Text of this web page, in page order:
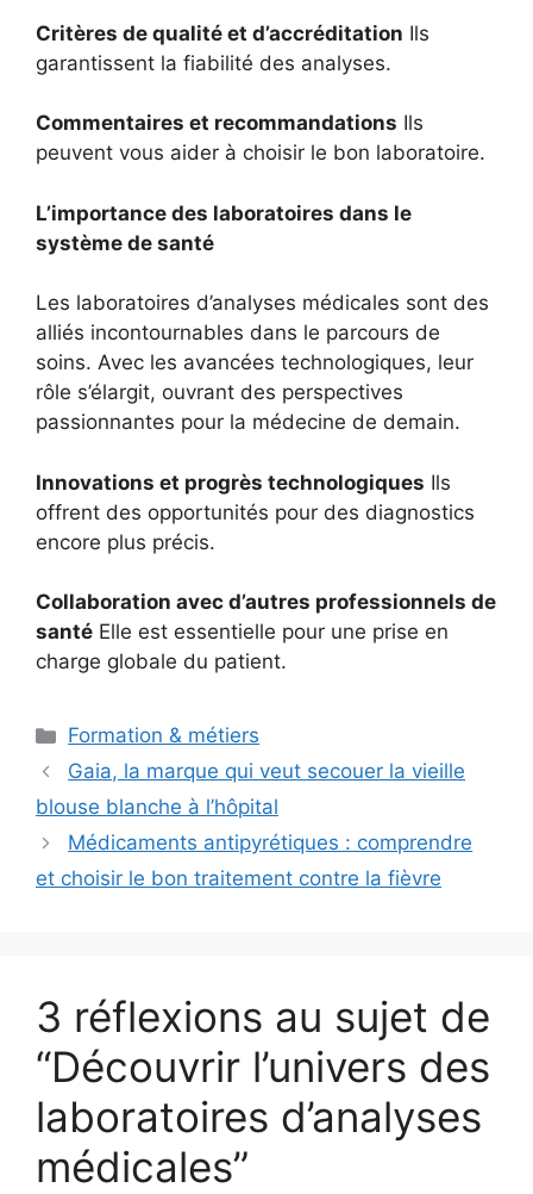
Critères de qualité et d’accréditation Ils
garantissent la fiabilité des analyses.
Commentaires et recommandations Ils
peuvent vous aider à choisir le bon laboratoire.
L’importance des laboratoires dans le
système de santé
Les laboratoires d’analyses médicales sont des
alliés incontournables dans le parcours de
soins. Avec les avancées technologiques, leur
rôle s’élargit, ouvrant des perspectives
passionnantes pour la médecine de demain.
Innovations et progrès technologiques Ils
offrent des opportunités pour des diagnostics
encore plus précis.
Collaboration avec d’autres professionnels de
santé Elle est essentielle pour une prise en
charge globale du patient.
Catégories
Formation & métiers
Gaia, la marque qui veut secouer la vieille
blouse blanche à l’hôpital
Médicaments antipyrétiques : comprendre
et choisir le bon traitement contre la fièvre
3 réflexions au sujet de
“Découvrir l’univers des
laboratoires d’analyses
médicales”